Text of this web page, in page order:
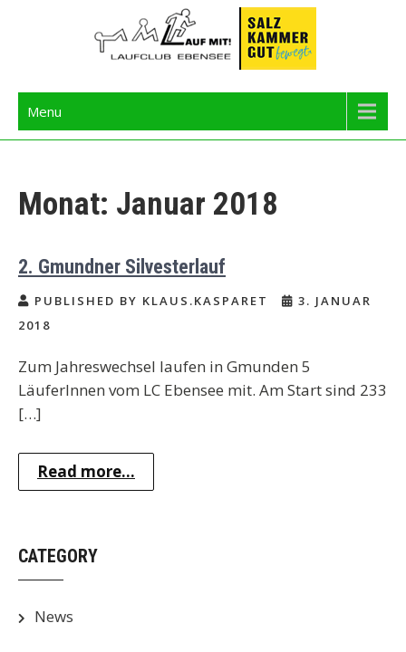
Langbathseelauf
Menu
Monat: Januar 2018
2. Gmundner Silvesterlauf
PUBLISHED BY KLAUS.KASPARET
3. JANUAR
2018
Zum Jahreswechsel laufen in Gmunden 5
LäuferInnen vom LC Ebensee mit. Am Start sind 233
[…]
Read more...
CATEGORY
News